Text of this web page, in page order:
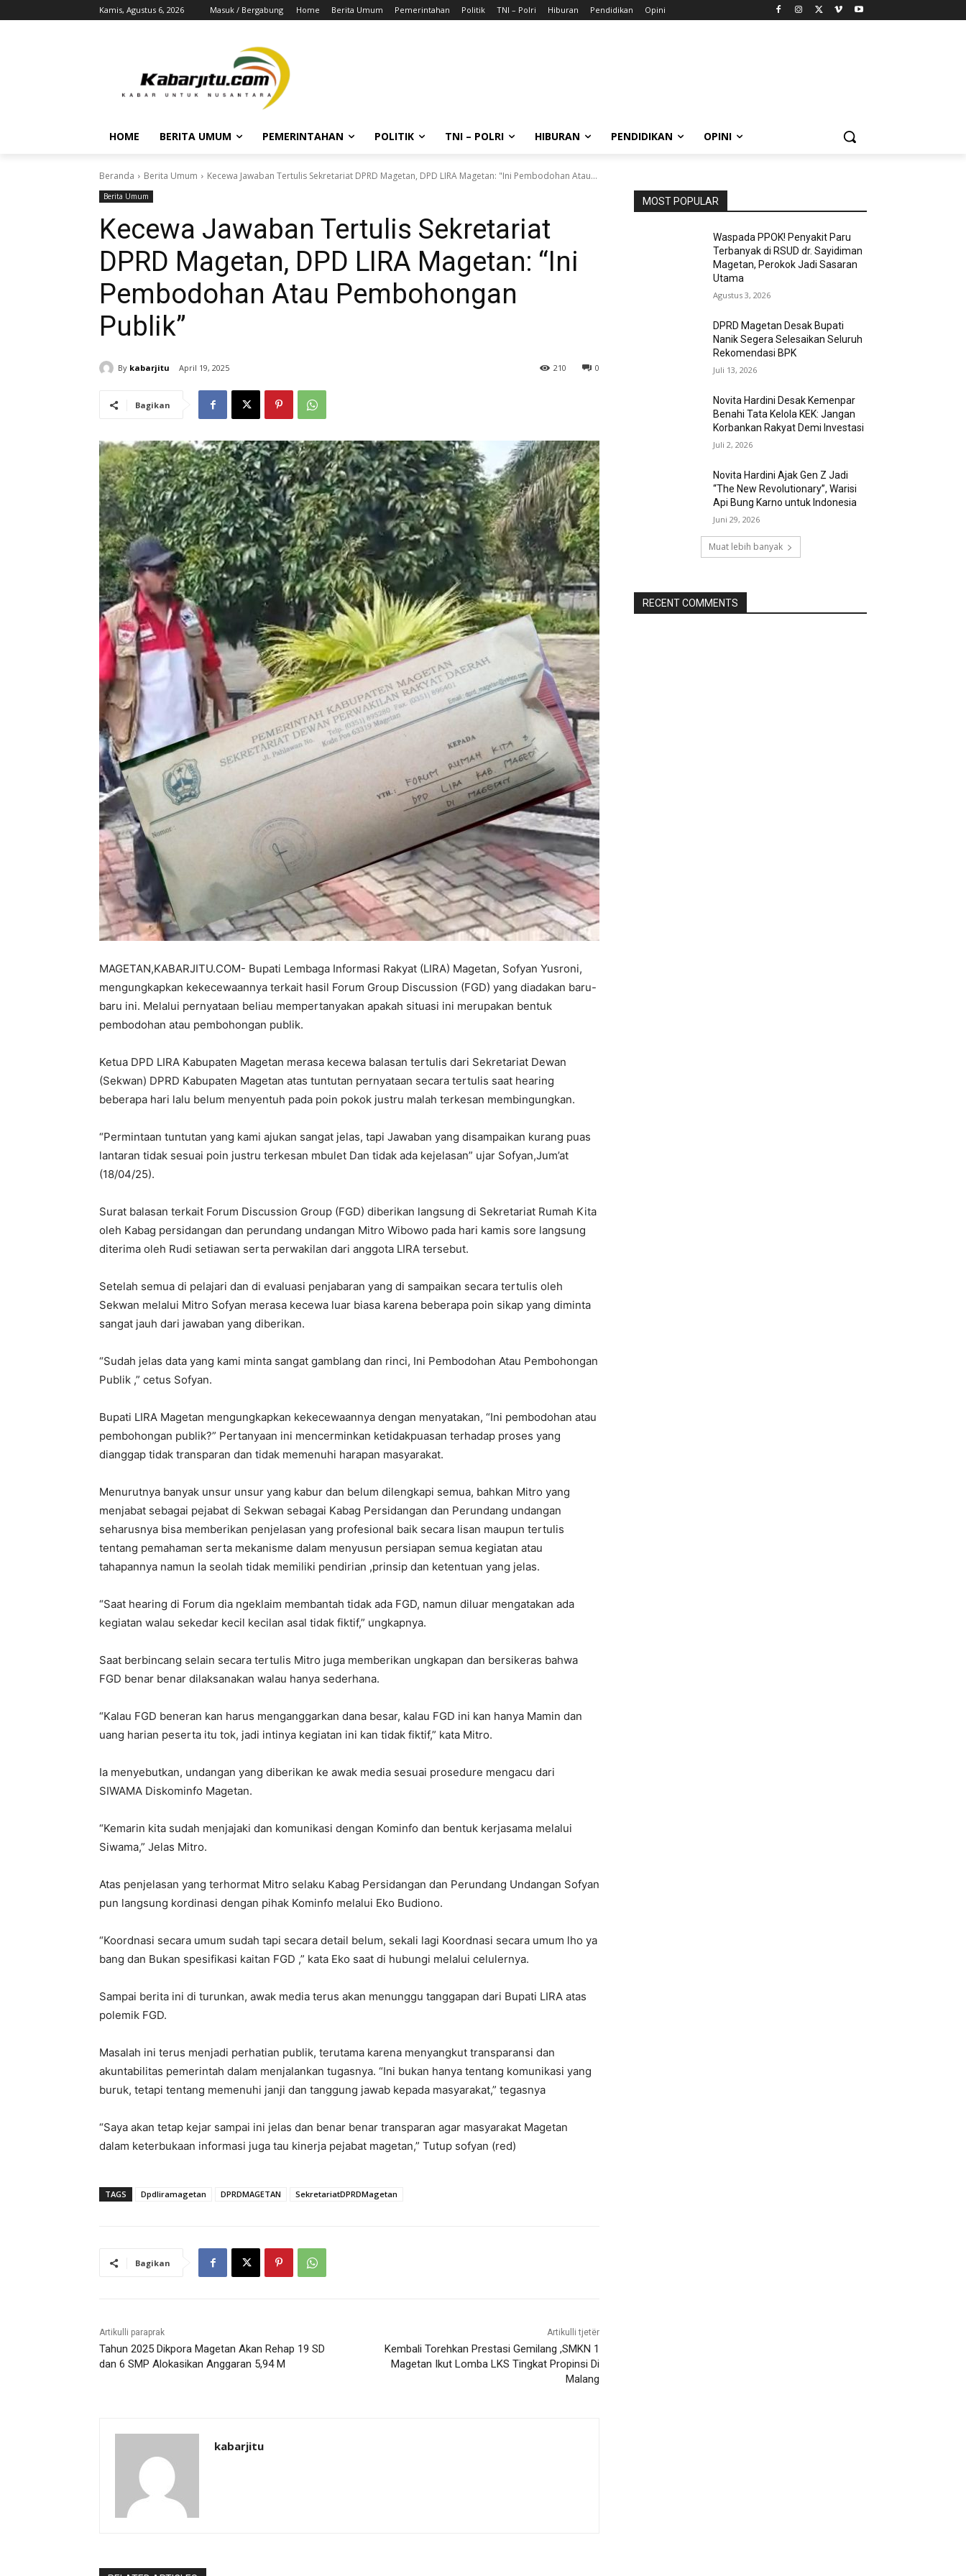
Kamis, Agustus 6, 2026 Masuk / Bergabung Home Berita Umum Pemerintahan Politik TNI – Polri Hiburan Pendidikan Opini
HOME BERITA UMUM PEMERINTAHAN POLITIK TNI – POLRI HIBURAN PENDIDIKAN OPINI
Beranda Berita Umum Kecewa Jawaban Tertulis Sekretariat DPRD Magetan, DPD LIRA Magetan: "Ini Pembodohan Atau...
Berita Umum
Kecewa Jawaban Tertulis Sekretariat
DPRD Magetan, DPD LIRA Magetan: “Ini
Pembodohan Atau Pembohongan
Publik”
By kabarjitu April 19, 2025 0
210
Bagikan
MAGETAN,KABARJITU.COM- Bupati Lembaga Informasi Rakyat (LIRA) Magetan, Sofyan Yusroni,
mengungkapkan kekecewaannya terkait hasil Forum Group Discussion (FGD) yang diadakan baru-
baru ini. Melalui pernyataan beliau mempertanyakan apakah situasi ini merupakan bentuk
pembodohan atau pembohongan publik.
Ketua DPD LIRA Kabupaten Magetan merasa kecewa balasan tertulis dari Sekretariat Dewan
(Sekwan) DPRD Kabupaten Magetan atas tuntutan pernyataan secara tertulis saat hearing
beberapa hari lalu belum menyentuh pada poin pokok justru malah terkesan membingungkan.
“Permintaan tuntutan yang kami ajukan sangat jelas, tapi Jawaban yang disampaikan kurang puas
lantaran tidak sesuai poin justru terkesan mbulet Dan tidak ada kejelasan” ujar Sofyan,Jum’at
(18/04/25).
Surat balasan terkait Forum Discussion Group (FGD) diberikan langsung di Sekretariat Rumah Kita
oleh Kabag persidangan dan perundang undangan Mitro Wibowo pada hari kamis sore langsung
diterima oleh Rudi setiawan serta perwakilan dari anggota LIRA tersebut.
Setelah semua di pelajari dan di evaluasi penjabaran yang di sampaikan secara tertulis oleh
Sekwan melalui Mitro Sofyan merasa kecewa luar biasa karena beberapa poin sikap yang diminta
sangat jauh dari jawaban yang diberikan.
“Sudah jelas data yang kami minta sangat gamblang dan rinci, Ini Pembodohan Atau Pembohongan
Publik ,” cetus Sofyan.
Bupati LIRA Magetan mengungkapkan kekecewaannya dengan menyatakan, “Ini pembodohan atau
pembohongan publik?” Pertanyaan ini mencerminkan ketidakpuasan terhadap proses yang
dianggap tidak transparan dan tidak memenuhi harapan masyarakat.
Menurutnya banyak unsur unsur yang kabur dan belum dilengkapi semua, bahkan Mitro yang
menjabat sebagai pejabat di Sekwan sebagai Kabag Persidangan dan Perundang undangan
seharusnya bisa memberikan penjelasan yang profesional baik secara lisan maupun tertulis
tentang pemahaman serta mekanisme dalam menyusun persiapan semua kegiatan atau
tahapannya namun Ia seolah tidak memiliki pendirian ,prinsip dan ketentuan yang jelas.
“Saat hearing di Forum dia ngeklaim membantah tidak ada FGD, namun diluar mengatakan ada
kegiatan walau sekedar kecil kecilan asal tidak fiktif,” ungkapnya.
Saat berbincang selain secara tertulis Mitro juga memberikan ungkapan dan bersikeras bahwa
FGD benar benar dilaksanakan walau hanya sederhana.
“Kalau FGD beneran kan harus menganggarkan dana besar, kalau FGD ini kan hanya Mamin dan
uang harian peserta itu tok, jadi intinya kegiatan ini kan tidak fiktif,” kata Mitro.
Ia menyebutkan, undangan yang diberikan ke awak media sesuai prosedure mengacu dari
SIWAMA Diskominfo Magetan.
“Kemarin kita sudah menjajaki dan komunikasi dengan Kominfo dan bentuk kerjasama melalui
Siwama,” Jelas Mitro.
Atas penjelasan yang terhormat Mitro selaku Kabag Persidangan dan Perundang Undangan Sofyan
pun langsung kordinasi dengan pihak Kominfo melalui Eko Budiono.
“Koordnasi secara umum sudah tapi secara detail belum, sekali lagi Koordnasi secara umum lho ya
bang dan Bukan spesifikasi kaitan FGD ,” kata Eko saat di hubungi melalui celulernya.
Sampai berita ini di turunkan, awak media terus akan menunggu tanggapan dari Bupati LIRA atas
polemik FGD.
Masalah ini terus menjadi perhatian publik, terutama karena menyangkut transparansi dan
akuntabilitas pemerintah dalam menjalankan tugasnya. “Ini bukan hanya tentang komunikasi yang
buruk, tetapi tentang memenuhi janji dan tanggung jawab kepada masyarakat,” tegasnya
“Saya akan tetap kejar sampai ini jelas dan benar benar transparan agar masyarakat Magetan
dalam keterbukaan informasi juga tau kinerja pejabat magetan,” Tutup sofyan (red)
TAGS Dpdliramagetan DPRDMAGETAN SekretariatDPRDMagetan
Bagikan
Artikulli paraprak
Tahun 2025 Dikpora Magetan Akan Rehap 19 SD
dan 6 SMP Alokasikan Anggaran 5,94 M
Artikulli tjetër
Kembali Torehkan Prestasi Gemilang ,SMKN 1
Magetan Ikut Lomba LKS Tingkat Propinsi Di
Malang
kabarjitu
MOST POPULAR
Waspada PPOK! Penyakit Paru
Terbanyak di RSUD dr. Sayidiman
Magetan, Perokok Jadi Sasaran
Utama
Agustus 3, 2026
DPRD Magetan Desak Bupati
Nanik Segera Selesaikan Seluruh
Rekomendasi BPK
Juli 13, 2026
Novita Hardini Desak Kemenpar
Benahi Tata Kelola KEK: Jangan
Korbankan Rakyat Demi Investasi
Juli 2, 2026
Novita Hardini Ajak Gen Z Jadi
“The New Revolutionary”, Warisi
Api Bung Karno untuk Indonesia
Juni 29, 2026
Muat lebih banyak
RECENT COMMENTS